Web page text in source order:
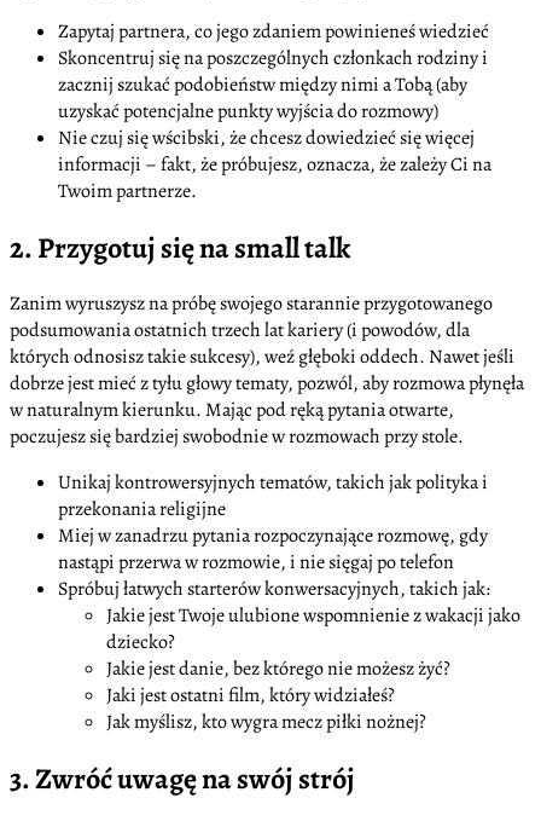
Zapytaj partnera, co jego zdaniem powinieneś wiedzieć
Skoncentruj się na poszczególnych członkach rodziny i
zacznij szukać podobieństw między nimi a Tobą (aby
uzyskać potencjalne punkty wyjścia do rozmowy)
Nie czuj się wścibski, że chcesz dowiedzieć się więcej
informacji – fakt, że próbujesz, oznacza, że zależy Ci na
Twoim partnerze.
2. Przygotuj się na small talk
Zanim wyruszysz na próbę swojego starannie przygotowanego
podsumowania ostatnich trzech lat kariery (i powodów, dla
których odnosisz takie sukcesy), weź głęboki oddech. Nawet jeśli
dobrze jest mieć z tyłu głowy tematy, pozwól, aby rozmowa płynęła
w naturalnym kierunku. Mając pod ręką pytania otwarte,
poczujesz się bardziej swobodnie w rozmowach przy stole.
Unikaj kontrowersyjnych tematów, takich jak polityka i
przekonania religijne
Miej w zanadrzu pytania rozpoczynające rozmowę, gdy
nastąpi przerwa w rozmowie, i nie sięgaj po telefon
Spróbuj łatwych starterów konwersacyjnych, takich jak:
Jakie jest Twoje ulubione wspomnienie z wakacji jako
dziecko?
Jakie jest danie, bez którego nie możesz żyć?
Jaki jest ostatni film, który widziałeś?
Jak myślisz, kto wygra mecz piłki nożnej?
3. Zwróć uwagę na swój strój